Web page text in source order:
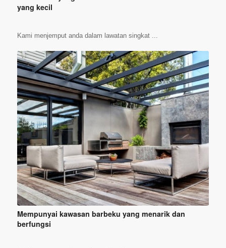
yang kecil
Kami menjemput anda dalam lawatan singkat ...
Mempunyai kawasan barbeku yang menarik dan
berfungsi